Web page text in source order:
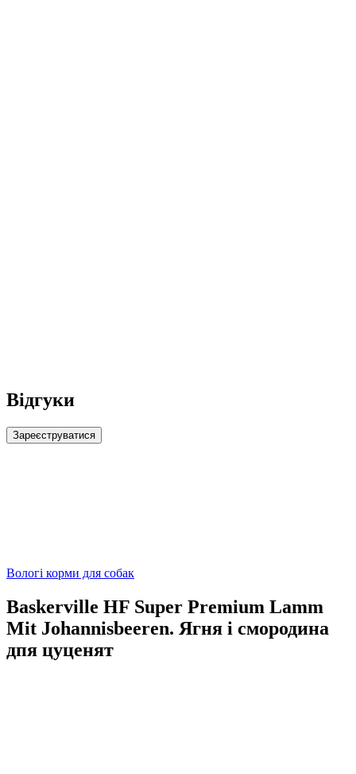
Відгуки
Зареєструватися
Вологі корми для собак
Baskerville HF Super Premium Lamm
Mit Johannisbeeren. Ягня і смородина
дпя цуценят